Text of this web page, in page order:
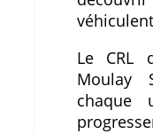
Le CRL
Moulay
chaque